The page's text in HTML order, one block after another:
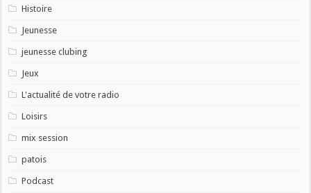
Histoire
Jeunesse
jeunesse clubing
Jeux
L'actualité de votre radio
Loisirs
mix session
patois
Podcast